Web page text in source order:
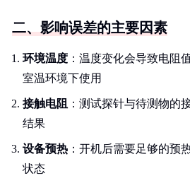
二、影响误差的主要因素
环境温度 ：温度变化会导致电阻
室温环境下使用
接触电阻 ：测试探针与待测物的
结果
设备预热 ：开机后需要足够的预
状态